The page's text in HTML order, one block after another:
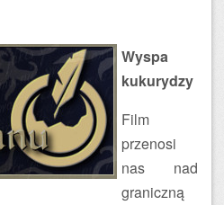
Wyspa
kukurydzy
Film
przenosi
nas nad
graniczną